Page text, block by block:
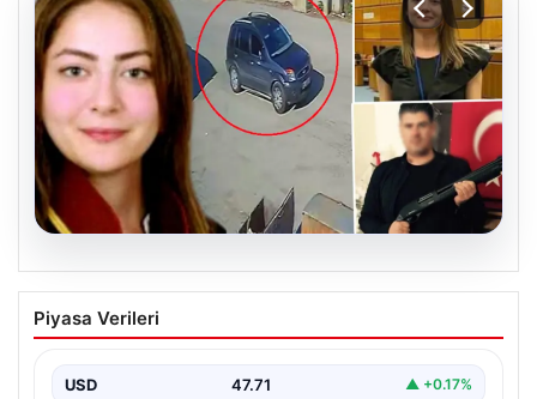
Hakkında İcra Takibi Nedeniyle
Avukatın Katledilmesi Davasında
Bursa’nın Gürsu ilçesinde gerçekleşen korkutucu
Piyasa Verileri
USD 47.71 ▲ +0.17%